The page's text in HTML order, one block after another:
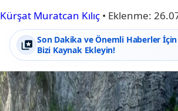
Kürşat Muratcan Kılıç • Eklenme:
Son Dakika ve Önemli Haberler
Bizi Kaynak Ekleyin!